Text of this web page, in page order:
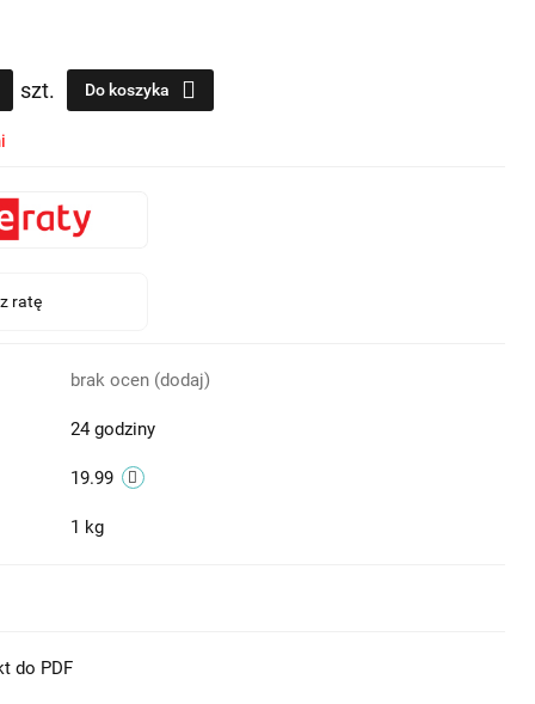
szt. Do koszyka
brak ocen (dodaj)
24 godziny
19.99
1 kg
do PDF